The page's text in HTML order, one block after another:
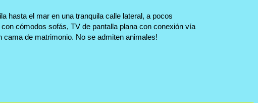
hasta el mar en una tranquila calle lateral, a pocos
cómodos sofás, TV de pantalla plana con conexión vía
de matrimonio. No se admiten animales!